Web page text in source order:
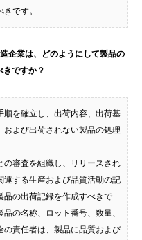
です。
企業は、どのようにして製品の
きですか？
順を確立し、出荷内容、出荷基
よび出荷されない製品の処理
の審査を組織し、リリースされ
連する生産および品質活動の記
品の出荷記録を作成すべきで
の名称、ロット番号、数量、
の責任者は、製品に品質および